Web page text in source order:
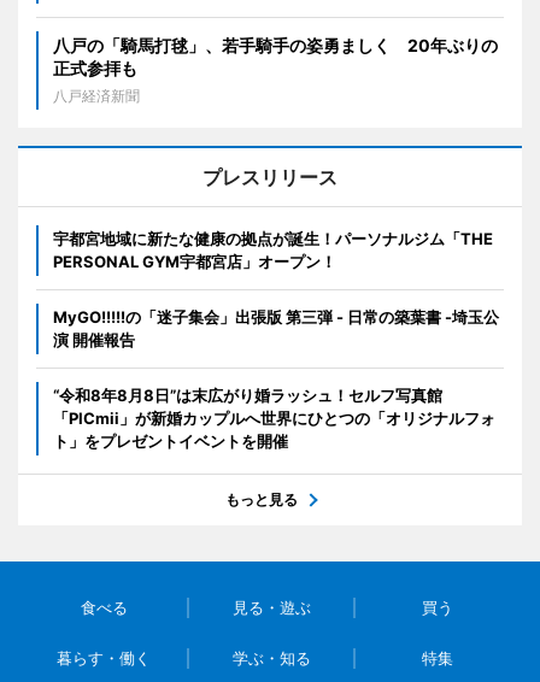
八戸の「騎馬打毬」、若手騎手の姿勇ましく 20年ぶりの
正式参拝も
八戸経済新聞
プレスリリース
宇都宮地域に新たな健康の拠点が誕生！パーソナルジム「THE
PERSONAL GYM宇都宮店」オープン！
MyGO!!!!!の「迷子集会」出張版 第三弾 - 日常の築葉書 -埼玉公
演 開催報告
“令和8年8月8日”は末広がり婚ラッシュ！セルフ写真館
「PICmii」が新婚カップルへ世界にひとつの「オリジナルフォ
ト」をプレゼントイベントを開催
もっと見る
食べる 見る・遊ぶ 買う
暮らす・働く 学ぶ・知る 特集